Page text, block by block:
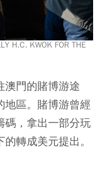
H.C. KWOK FOR THE
澳門的賭博游途
地區。賭博游曾經
碼，拿出一部分玩
轉成美元提出。